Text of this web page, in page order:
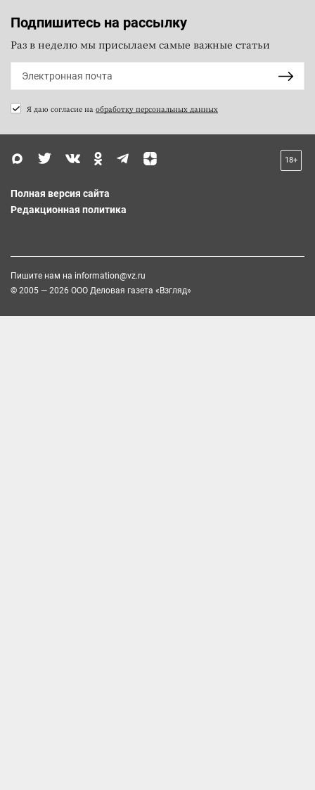
Подпишитесь на рассылку
Раз в неделю мы присылаем самые важные статьи
Я даю согласие на обработку персональных данных
18+
Полная версия сайта
Редакционная политика
Пишите нам на information@vz.ru
© 2005 — 2026 ООО Деловая газета «Взгляд»